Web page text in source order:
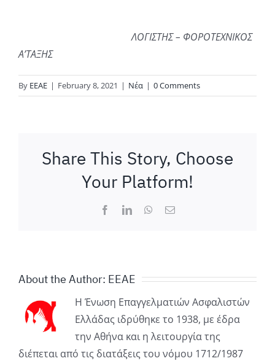
ΛΟΓΙΣΤΗΣ – ΦΟΡΟΤΕΧΝΙΚΟΣ
Α’ΤΑΞΗΣ
By ΕΕΑΕ | February 8, 2021 | Νέα | 0 Comments
Share This Story, Choose
Your Platform!
FacebookLinkedInWhatsApp
Email
About the Author: ΕΕΑΕ
Η Ένωση Επαγγελματιών Ασφαλιστών
Ελλάδας ιδρύθηκε το 1938, με έδρα
την Αθήνα και η λειτουργία της
διέπεται από τις διατάξεις του νόμου 1712/1987
Τα